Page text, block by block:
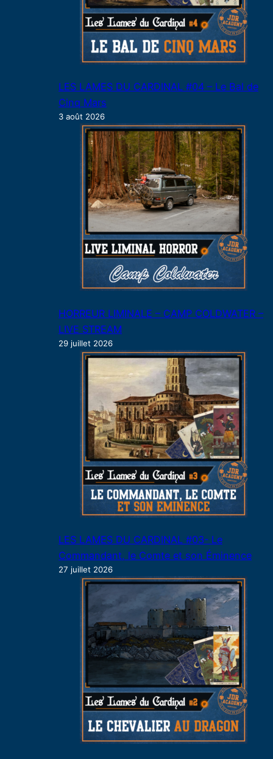
LES LAMES DU CARDINAL #04 – Le Bal de
Cinq Mars
3 août 2026
HORREUR LIMINALE – CAMP COLDWATER –
LIVE STREAM
29 juillet 2026
LES LAMES DU CARDINAL #03- Le
Commandant, le Comte et son Éminence
27 juillet 2026